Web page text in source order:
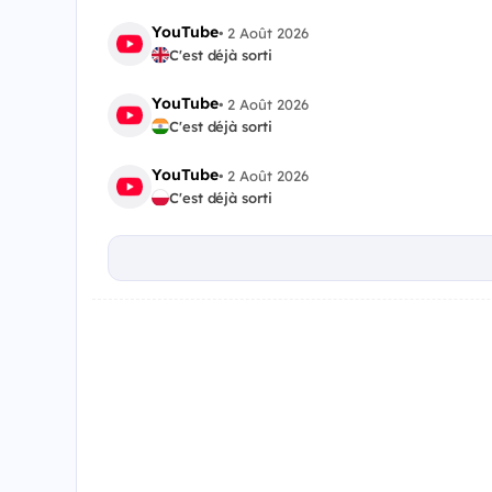
YouTube• 2 Août 2026
C'est déjà sorti
YouTube• 2 Août 2026
C'est déjà sorti
YouTube• 2 Août 2026
C'est déjà sorti